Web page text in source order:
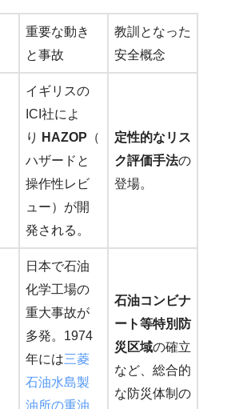
重要な動き
と事故
教訓となった
安全概念
イギリスの
ICI社によ
り
HAZOP （
ハザードと
操作性レビ
ュー）が開
発される。
定性的なリス
ク評価手法の
登場。
日本で石油
化学工場の
重大事故が
多発。1974
年には三菱
石油水島製
油所の重油
石油コンビナ
ート等特別防
災区域の確立
など、総合的
な防災体制の